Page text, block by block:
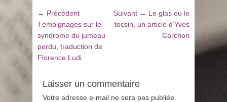
Navigation
de
l’article
← PrécédentArticle
précédent
Témoignages sur le
syndrome du jumeau
perdu, traduction de
Florence Ludi
Suivant → Article
suivant
Le glas ou le
tocsin, un article d’Yves
Carchon
Laisser un commentaire
Votre adresse e-mail ne sera pas publiée.